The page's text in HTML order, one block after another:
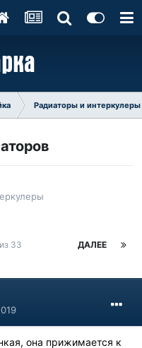
Радиаторы и интеркулеры
ДАЛЕЕ
33
она прижимается к